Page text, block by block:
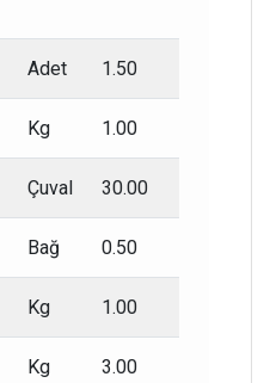
Adet 1.50
Kg 1.00
Çuval 30.00
Bağ 0.50
Kg 1.00
Kg 3.00